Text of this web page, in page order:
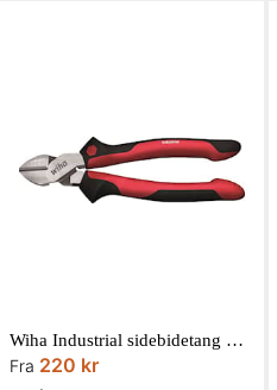
Wiha Industrial sidebidetang med DynamicJoint
Fra 220 kr